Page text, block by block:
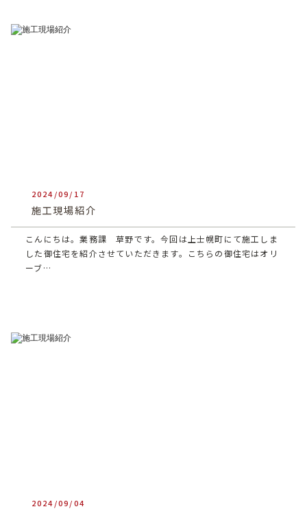
2024/09/17
施工現場紹介
こんにちは。業務課 草野です。今回は上士幌町にて施工しま
した御住宅を紹介させていただきます。こちらの御住宅はオリ
ーブ…
2024/09/04